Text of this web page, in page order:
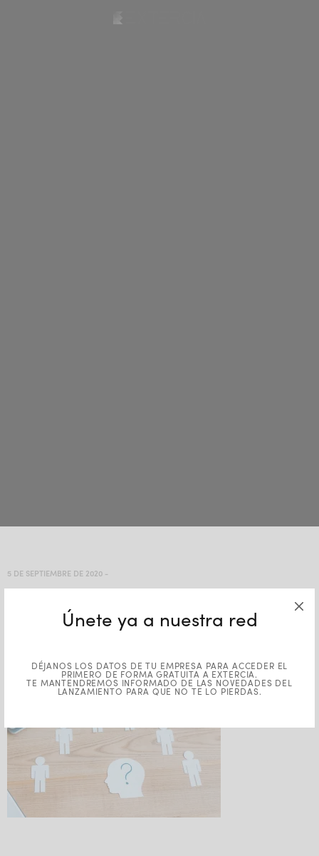
Únete ya a nuestra red
DÉJANOS LOS DATOS DE TU EMPRESA PARA ACCEDER EL
PRIMERO DE FORMA GRATUITA A EXTERCIA.
TE MANTENDREMOS INFORMADO DE LAS NOVEDADES DEL
LANZAMIENTO PARA QUE NO TE LO PIERDAS.
5 DE SEPTIEMBRE DE 2020 -
Extercia-Externalizacion-
RRHH-Blog